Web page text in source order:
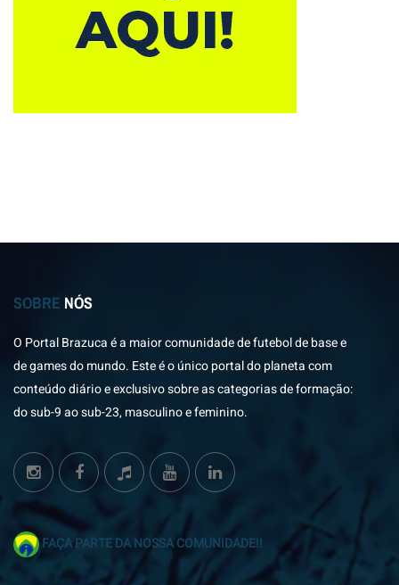
SOBRE NÓS
O Portal Brazuca é a maior comunidade de futebol de base e
de games do mundo. Este é o único portal do planeta com
conteúdo diário e exclusivo sobre as categorias de formação:
do sub-9 ao sub-23, masculino e feminino.
FAÇA PARTE DA NOSSA COMUNIDADE!!